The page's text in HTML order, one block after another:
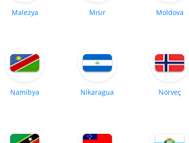
Malezya Mısır Moldova
Namibya Nikaragua Norveç